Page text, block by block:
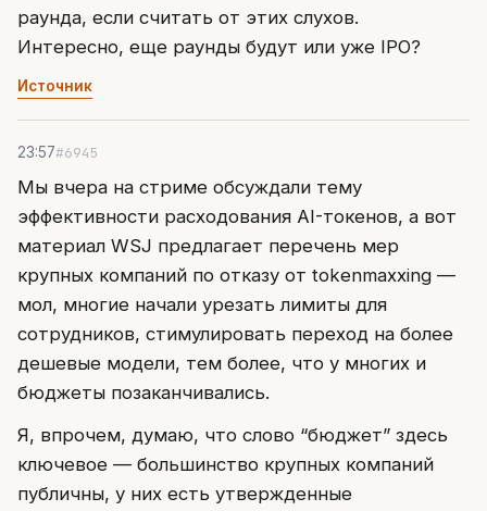
раунда, если считать от этих слухов.
Интересно, еще раунды будут или уже IPO?
Источник
23:57#6945
Мы вчера на стриме обсуждали тему
эффективности расходования AI-токенов, а вот
материал WSJ предлагает перечень мер
крупных компаний по отказу от tokenmaxxing —
мол, многие начали урезать лимиты для
сотрудников, стимулировать переход на более
дешевые модели, тем более, что у многих и
бюджеты позаканчивались.
Я, впрочем, думаю, что слово “бюджет” здесь
ключевое — большинство крупных компаний
публичны, у них есть утвержденные